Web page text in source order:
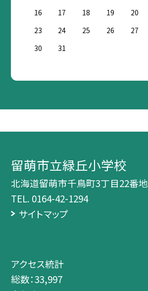
16
17 18 19 20
23
24 25 26 27
30
31
留萌市立緑丘小学校
北海道留萌市千鳥町3丁目22番地
TEL. 0164-42-1294
サイトマップ
アクセス統計
総数：33,997